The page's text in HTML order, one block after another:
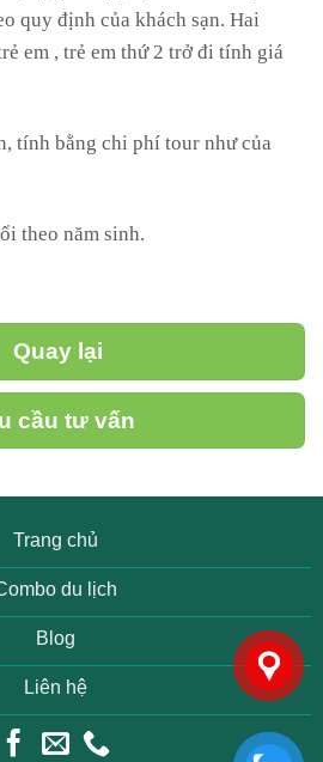
quy định của khách sạn. Hai
em , trẻ em thứ 2 trở đi tính giá
tính bằng chi phí tour như của
theo năm sinh.
Quay lại
cầu tư vấn
Trang chủ
du lịch
Blog
Liên hệ